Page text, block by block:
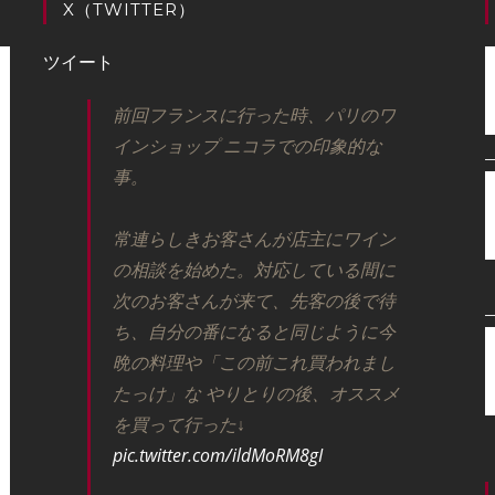
X（TWITTER）
ツイート
前回フランスに行った時、パリのワ
インショップ ニコラでの印象的な
事。
常連らしきお客さんが店主にワイン
の相談を始めた。対応している間に
次のお客さんが来て、先客の後で待
ち、自分の番になると同じように今
晩の料理や「この前これ買われまし
たっけ」な やりとりの後、オススメ
を買って行った↓
pic.twitter.com/ildMoRM8gI